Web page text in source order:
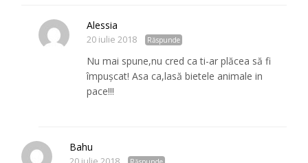
Alessia
20 iulie 2018 Răspunde
Nu mai spune,nu cred ca ti-ar plăcea să fi
împușcat! Asa ca,lasă bietele animale in
pace!!!
Bahu